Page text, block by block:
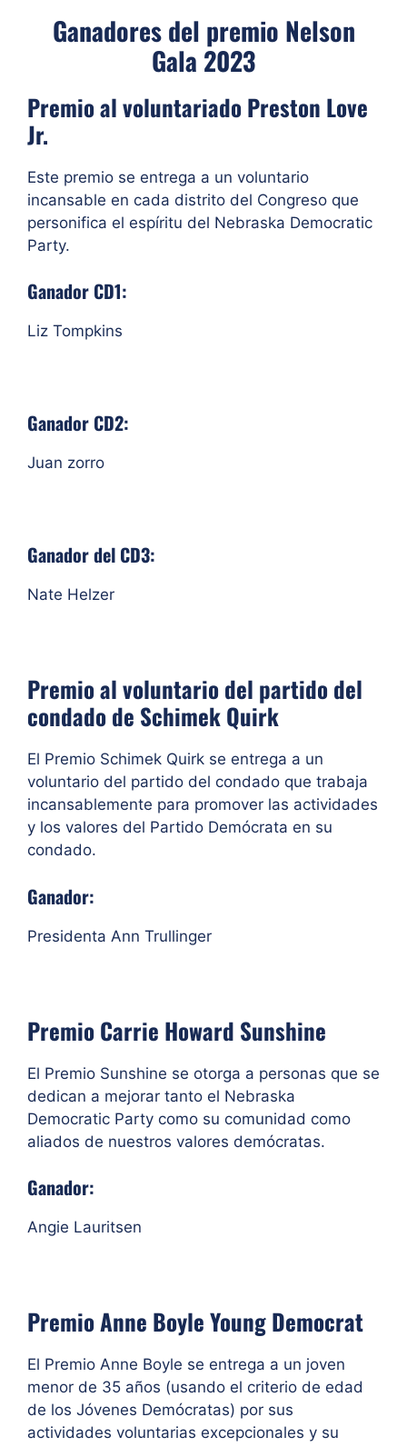
Ganadores del premio Nelson
Gala 2023
Premio al voluntariado Preston Love
Jr.
Este premio se entrega a un voluntario
incansable en cada distrito del Congreso que
personifica el espíritu del Nebraska Democratic
Party.
Ganador CD1:
Liz Tompkins
Ganador CD2:
Juan zorro
Ganador del CD3:
Nate Helzer
Premio al voluntario del partido del
condado de Schimek Quirk
El Premio Schimek Quirk se entrega a un
voluntario del partido del condado que trabaja
incansablemente para promover las actividades
y los valores del Partido Demócrata en su
condado.
Ganador:
Presidenta Ann Trullinger
Premio Carrie Howard Sunshine
El Premio Sunshine se otorga a personas que se
dedican a mejorar tanto el Nebraska
Democratic Party como su comunidad como
aliados de nuestros valores demócratas.
Ganador:
Angie Lauritsen
Premio Anne Boyle Young Democrat
El Premio Anne Boyle se entrega a un joven
menor de 35 años (usando el criterio de edad
de los Jóvenes Demócratas) por sus
actividades voluntarias excepcionales y su